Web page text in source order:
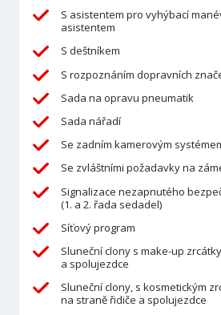
S asistentem pro vyhýbací
asistentem
S deštníkem
S rozpoznáním dopravních
Sada na opravu pneumatik
Sada nářadí
Se zadním kamerovým
Se zvláštními požadavky na
Signalizace nezapnutého
(1. a 2. řada sedadel)
Síťový program
Sluneční clony s make-up
a spolujezdce
Sluneční clony, s kosmetickým
na straně řidiče a spolujezdce